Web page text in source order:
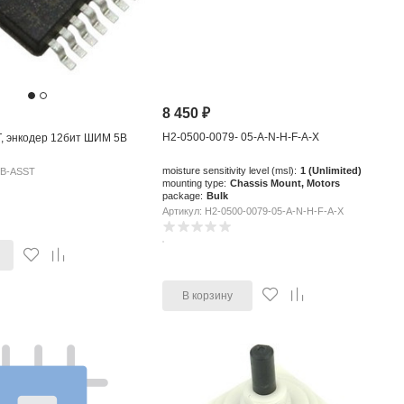
энкодер 12бит ШИМ 5В
ASST
8 450₽
H2-0500-0079- 05-A-N-H-F-A-X
moisture sensitivity level (msl): 1 (Unlimited)
mounting type: Chassis Mount, Motors
package: Bulk
Артикул: H2-0500-0079-05-A-N-H-F-A-X
В корзину